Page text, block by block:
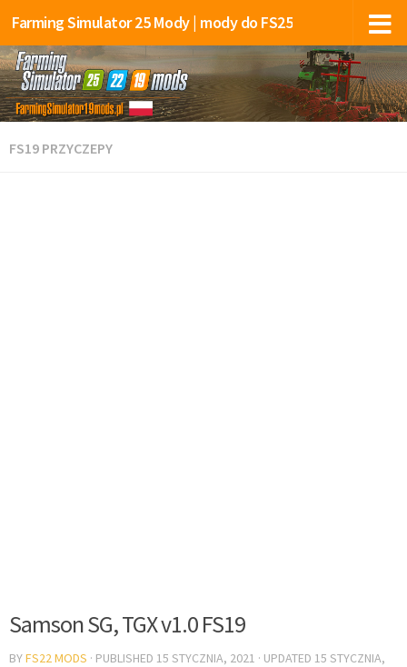
Farming Simulator 25 Mody | mody do FS25
FS19 PRZYCZEPY
Samson SG, TGX v1.0 FS19
BYFS22 MODS · PUBLISHED 15 STYCZNIA, 2021 · UPDATED 15 STYCZNIA,